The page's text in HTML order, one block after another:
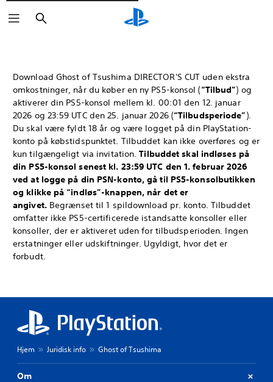
Søg
Download Ghost of Tsushima DIRECTOR'S CUT uden ekstra
omkostninger, når du køber en ny PS5-konsol (“Tilbud”) og
aktiverer din PS5-konsol mellem kl. 00:01 den 12. januar
2026 og 23:59 UTC den 25. januar 2026 (“Tilbudsperiode”).
Du skal være fyldt 18 år og være logget på din PlayStation-
konto på købstidspunktet. Tilbuddet kan ikke overføres og er
kun tilgængeligt via invitation.Tilbuddet skal indløses på
din PS5-konsol senest kl. 23:59 UTC den 1. februar 2026
ved at logge på din PSN-konto, gå til PS5-konsolbutikken
og klikke på “indløs”-knappen, når det er
angivet.Begrænset til 1 spildownload pr. konto. Tilbuddet
omfatter ikke PS5-certificerede istandsatte konsoller eller
konsoller, der er aktiveret uden for tilbudsperioden. Ingen
erstatninger eller udskiftninger. Ugyldigt, hvor det er
forbudt.
Hjem Juridisk info Ghost of Tsushima
Om